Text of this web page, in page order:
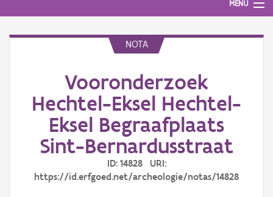
MENU
NOTA
Vooronderzoek
Hechtel-Eksel Hechtel-
Eksel Begraafplaats
Sint-Bernardusstraat
ID: 14828 URI:
https://id.erfgoed.net/archeologie/notas/14828